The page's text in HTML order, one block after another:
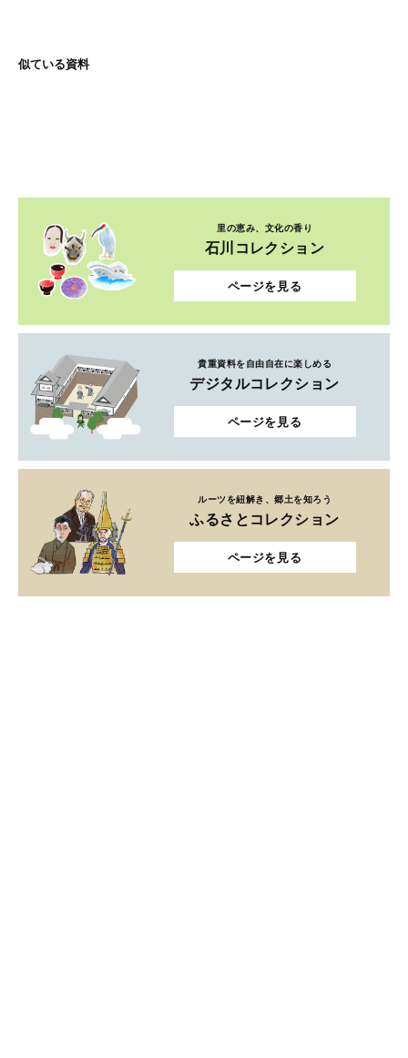
似ている資料
里の恵み、文化の香り
石川コレクション
ページを見る
貴重資料を自由自在に楽しめる
デジタルコレクション
ページを見る
ルーツを紐解き、郷土を知ろう
ふるさとコレクション
ページを見る